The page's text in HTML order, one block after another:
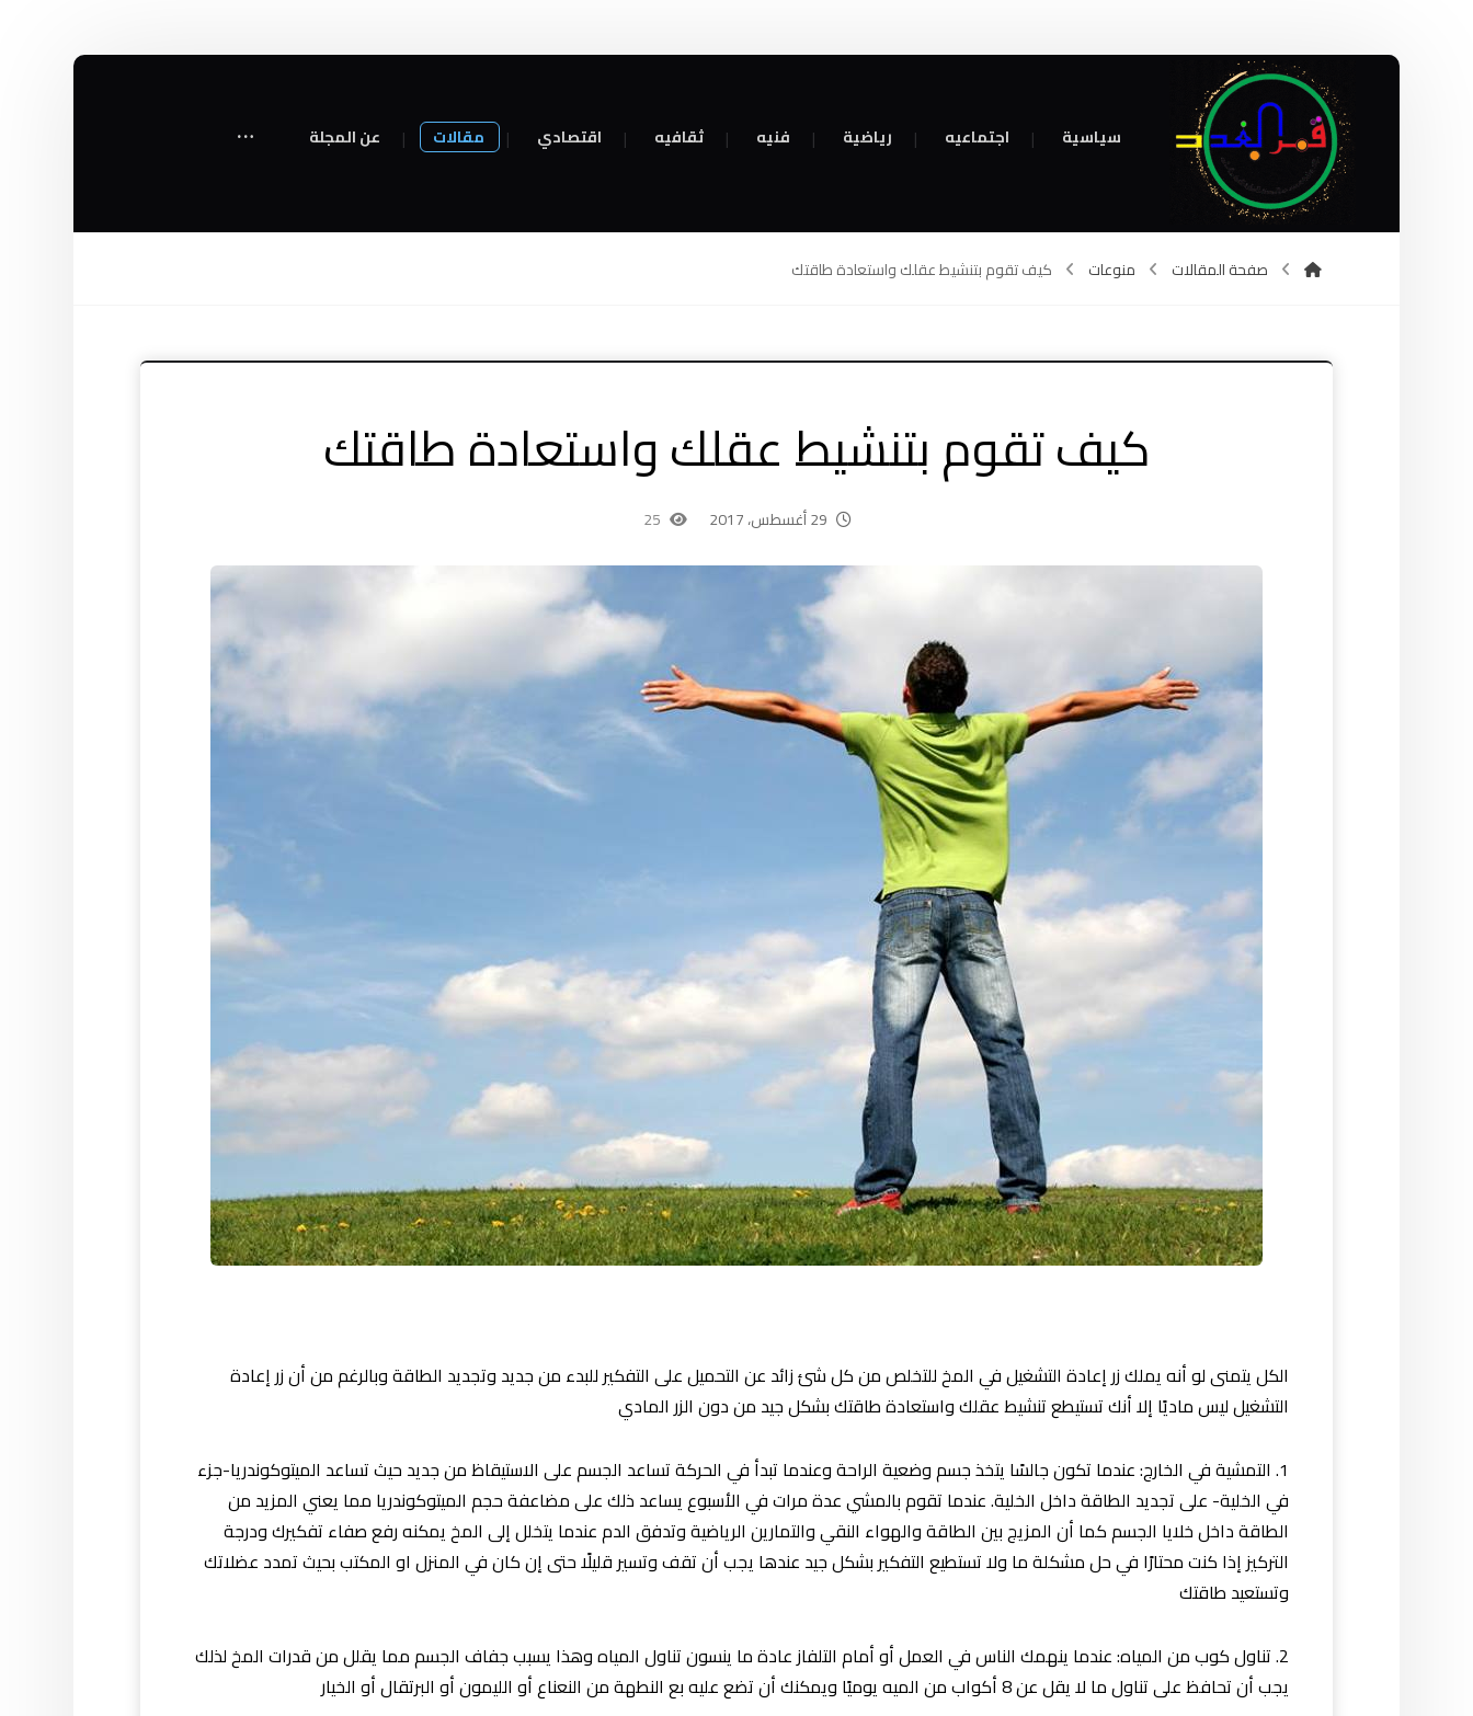
سياسية اجتماعيه رياضية فنيه ثقافيه اقتصادي مقالات عن المجلة
صفحة المقالات منوعات كيف تقوم بتنشيط عقلك واستعادة طاقتك
كيف تقوم بتنشيط عقلك واستعادة طاقتك
29 أغسطس، 2017 25
الكل يتمنى لو أنه يملك زر إعادة التشغيل في المخ للتخلص من كل شئ زائد عن التحميل على التفكير للبدء من جديد وتجديد الطاقة وبالرغم من أن زر إعادة
التشغيل ليس ماديًا إلا أنك تستيطع تنشيط عقلك واستعادة طاقتك بشكل جيد من دون الزر المادي
1. التمشية في الخارج: عندما تكون جالسًا يتخذ جسم وضعية الراحة وعندما تبدأ في الحركة تساعد الجسم على الاستيقاظ من جديد حيث تساعد الميتوكوندريا-جزء
في الخلية- على تجديد الطاقة داخل الخلية. عندما تقوم بالمشي عدة مرات في الأسبوع يساعد ذلك على مضاعفة حجم الميتوكوندريا مما يعني المزيد من
الطاقة داخل خلايا الجسم كما أن المزيج بين الطاقة والهواء النقي والتمارين الرياضية وتدفق الدم عندما يتخلل إلى المخ يمكنه رفع صفاء تفكيرك ودرجة
التركيز إذا كنت محتارًا في حل مشكلة ما ولا تستطيع التفكير بشكل جيد عندها يجب أن تقف وتسير قليلًا حتى إن كان في المنزل او المكتب بحيث تمدد عضلاتك
وتستعيد طاقتك
2. تناول كوب من المياه: عندما ينهمك الناس في العمل أو أمام التلفاز عادة ما ينسون تناول المياه وهذا يسبب جفاف الجسم مما يقلل من قدرات المخ لذلك
يجب أن تحافظ على تناول ما لا يقل عن 8 أكواب من الميه يوميًا ويمكنك أن تضع عليه بع النطهة من النعناع أو الليمون أو البرتقال أو الخيار